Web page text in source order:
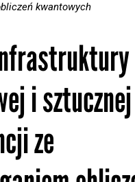
kwantowych
i sztucznej
ze